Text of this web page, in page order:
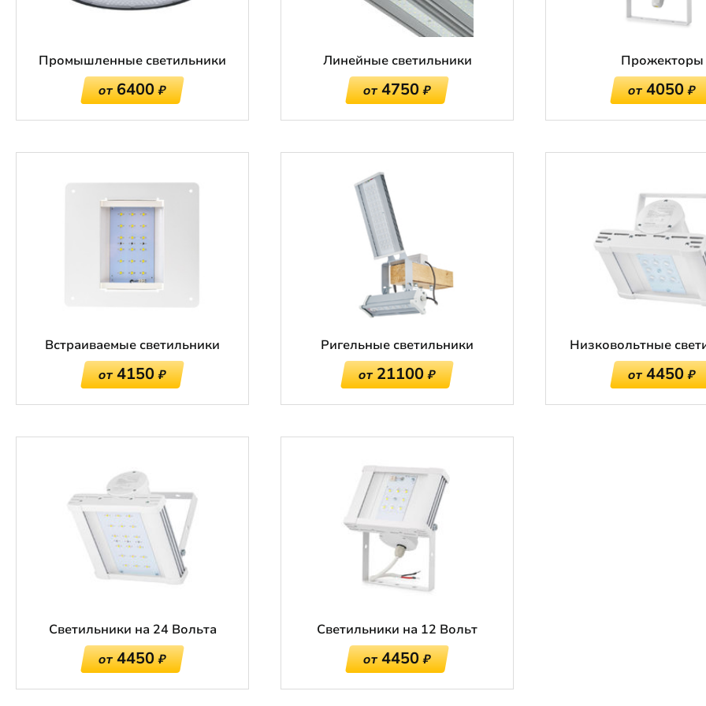
Промышленные светильники
от6400₽
Линейные светильники
от4750₽
Прожекторы
от4050₽
Встраиваемые светильники
от4150₽
Ригельные светильники
от21100₽
Низковольтные
от4450₽
Светильники на 24 Вольта
от4450₽
Светильники на 12 Вольт
от4450₽